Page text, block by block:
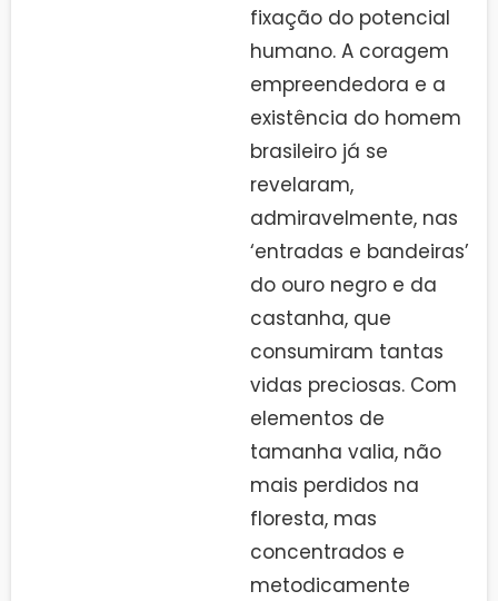
fixação do potencial
humano. A coragem
empreendedora e a
existência do homem
brasileiro já se
revelaram,
admiravelmente, nas
‘entradas e bandeiras’
do ouro negro e da
castanha, que
consumiram tantas
vidas preciosas. Com
elementos de
tamanha valia, não
mais perdidos na
floresta, mas
concentrados e
metodicamente